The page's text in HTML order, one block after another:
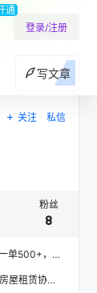
通
登录/注册
写文章
关注 私信
粉丝
8
单500+，月
屋租赁协议